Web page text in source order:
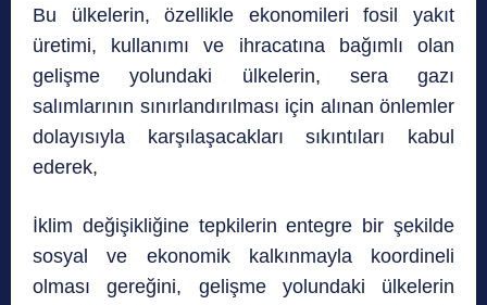
Bu ülkelerin, özellikle ekonomileri fosil yakıt
üretimi, kullanımı ve ihracatına bağımlı olan
gelişme yolundaki ülkelerin, sera gazı
salımlarının sınırlandırılması için alınan önlemler
dolayısıyla karşılaşacakları sıkıntıları kabul
ederek,
İklim değişikliğine tepkilerin entegre bir şekilde
sosyal ve ekonomik kalkınmayla koordineli
olması gereğini, gelişme yolundaki ülkelerin